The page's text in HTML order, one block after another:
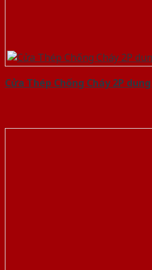
Cửa Thép Chống Cháy 2P